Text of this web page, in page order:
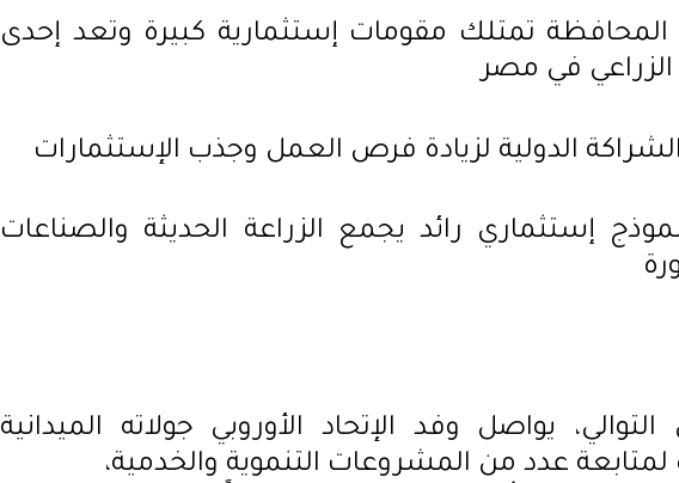
المحافظة تمتلك مقومات إستثمارية كبيرة وتعد إحدى
الزراعي في مصر
الدولية لزيادة فرص العمل وجذب الإستثمارات
إستثماري رائد يجمع الزراعة الحديثة والصناعات
التوالي، يواصل وفد الإتحاد الأوروبي جولاته الميدانية
عدد من المشروعات التنموية والخدمية،